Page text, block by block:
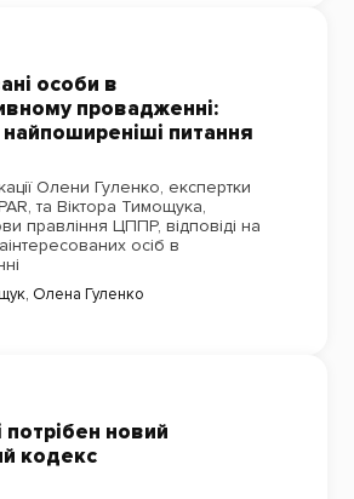
особи в
провадженні:
найпоширеніші питання
Олени Гуленко, експертки
та Віктора Тимощука,
правління ЦППР, відповіді на
осіб в
, Олена Гуленко
потрібен новий
кодекс